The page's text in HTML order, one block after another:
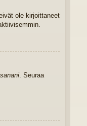
ole kirjoittaneet
. Seuraa